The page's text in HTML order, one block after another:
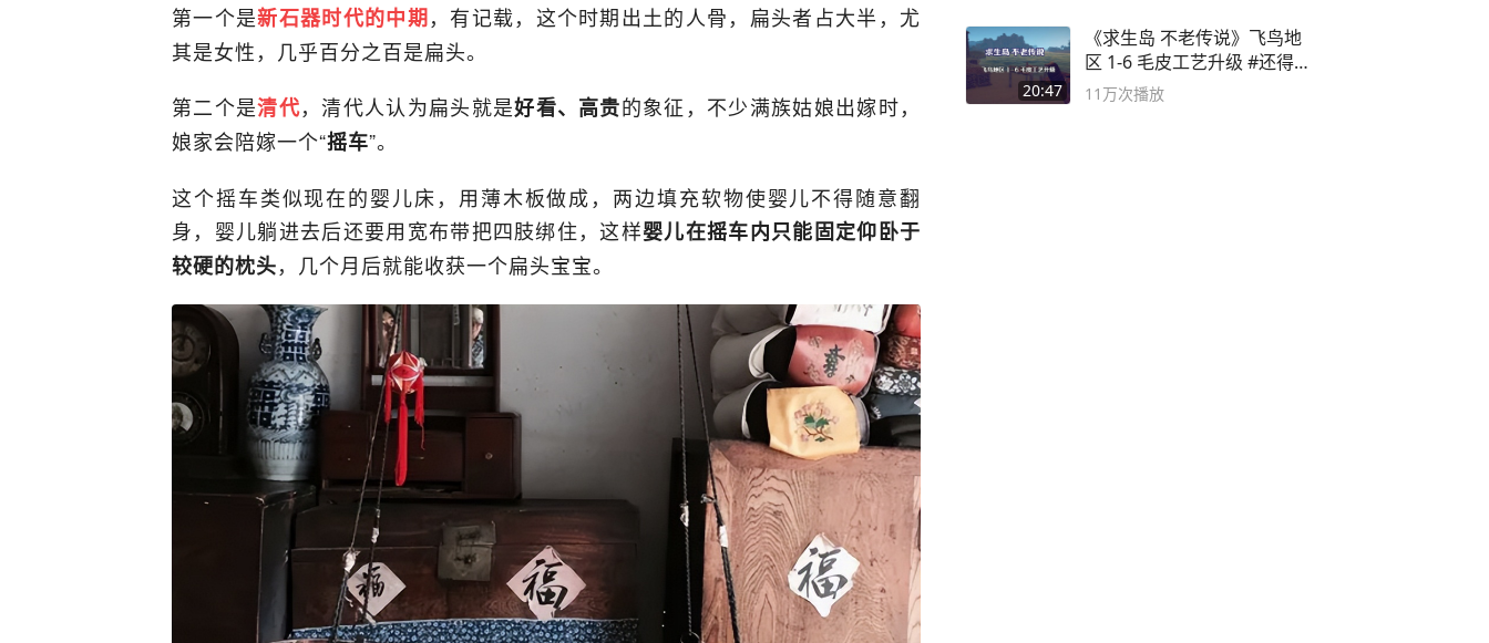
第一个是新石器时代的中期，有记载，这个时期出土的人骨，扁头者占大半，尤
其是女性，几乎百分之百是扁头。
第二个是清代，清代人认为扁头就是好看、高贵的象征，不少满族姑娘出嫁时，
娘家会陪嫁一个“摇车”。
这个摇车类似现在的婴儿床，用薄木板做成，两边填充软物使婴儿不得随意翻
身，婴儿躺进去后还要用宽布带把四肢绑住，这样婴儿在摇车内只能固定仰卧于
较硬的枕头，几个月后就能收获一个扁头宝宝。
20:47
《求生岛 不老传说》飞鸟地
区 1-6 毛皮工艺升级 #还得是
主机大作
11万次播放